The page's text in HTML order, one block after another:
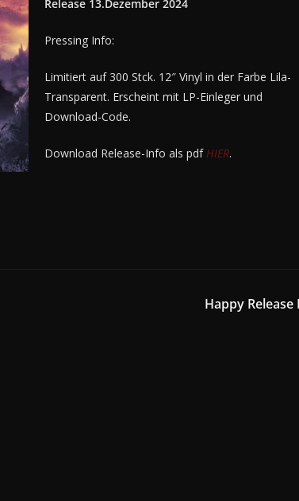
Release 13.Dezember 2024
Pressing Info:
Limitiert auf 300 Stck. 12″ Vinyl in der Farbe Lila-
Transparent. Erscheint mit LP-Einleger und
Download-Code.
Download Release-Info als pdfHIER.
Happy Release